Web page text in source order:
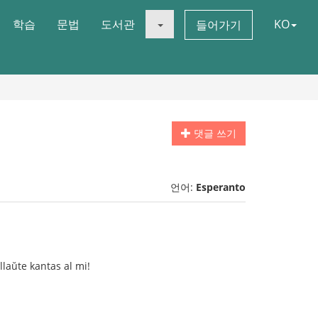
학습 문법 도서관 들어가기 KO
댓글 쓰기
언어: Esperanto
kantas al mi!